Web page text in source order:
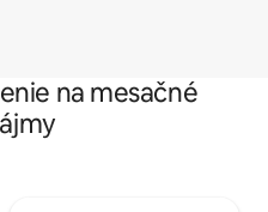
na mesačné